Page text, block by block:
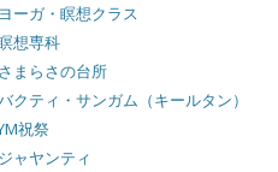
ヨーガ・瞑想クラス
想専科
さまらさの台所
クティ・サンガム（キールタン）
祝祭
ジャヤンティ